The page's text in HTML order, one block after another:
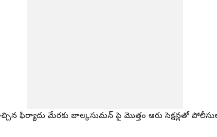
ఫిర్యాదు మేరకు బాల్కసుమన్ పై మొత్తం ఆరు సెక్షన్లతో